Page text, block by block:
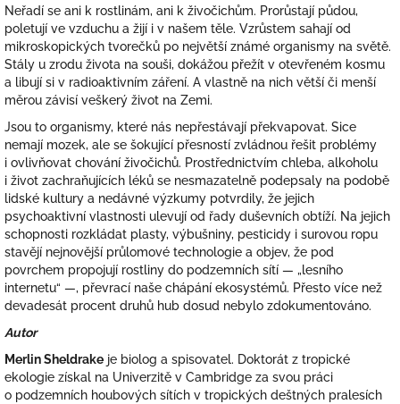
Neřadí se ani k rostlinám, ani k živočichům. Prorůstají půdou,
poletují ve vzduchu a žijí i v našem těle. Vzrůstem sahají od
mikroskopických tvorečků po největší známé organismy na světě.
Stály u zrodu života na souši, dokážou přežít v otevřeném kosmu
a libují si v radioaktivním záření. A vlastně na nich větší či menší
měrou závisí veškerý život na Zemi.
Jsou to organismy, které nás nepřestávají překvapovat. Sice
nemají mozek, ale se šokující přesností zvládnou řešit problémy
i ovlivňovat chování živočichů. Prostřednictvím chleba, alkoholu
i život zachraňujících léků se nesmazatelně podepsaly na podobě
lidské kultury a nedávné výzkumy potvrdily, že jejich
psychoaktivní vlastnosti ulevují od řady duševních obtíží. Na jejich
schopnosti rozkládat plasty, výbušniny, pesticidy i surovou ropu
stavějí nejnovější průlomové technologie a objev, že pod
povrchem propojují rostliny do podzemních sítí — „lesního
internetu“ —, převrací naše chápání ekosystémů. Přesto více než
devadesát procent druhů hub dosud nebylo zdokumentováno.
Autor
Merlin Sheldrake je biolog a spisovatel. Doktorát z tropické
ekologie získal na Univerzitě v Cambridge za svou práci
o podzemních houbových sítích v tropických deštných pralesích